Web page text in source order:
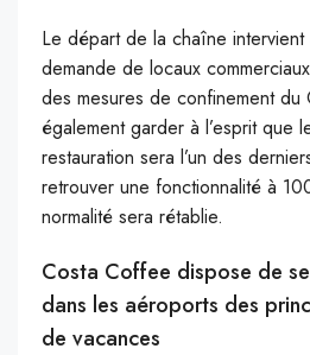
Le départ de la chaîne intervient
demande de locaux
des mesures de confinement du
également garder à l’esprit que
restauration sera l’un des
retrouver une fonctionnalité à
normalité sera rétablie.
Costa Coffee dispose de
dans les aéroports des
de vacances